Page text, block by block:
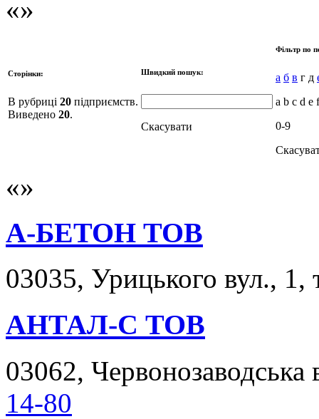
Сторінки:
В рубриці 20 підприємств.
Виведено 20.
Швидкий пошук:
Скасувати
Фільтр по
а б в г д
a b c d e
0-9
А-БЕТОН ТОВ
03035, Урицького вул., 1,
АНТАЛ-С ТОВ
03062,
14-80